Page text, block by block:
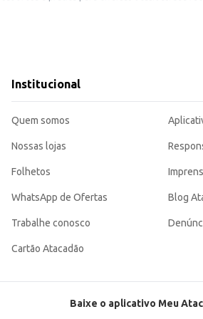
Institucional
Quem somos
Nossas lojas
Folhetos
WhatsApp de Ofertas
Trabalhe conosco
Cartão Atacadão
Blog
Baixe o aplicativo Meu